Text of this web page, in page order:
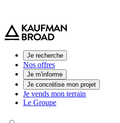
Je recherche
Nos offres
Je m'informe
Je concrétise mon projet
Je vends mon terrain
Le Groupe